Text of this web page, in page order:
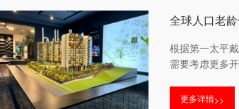
全球人口老
根据第一太平
需要考虑更多
更多详情>>